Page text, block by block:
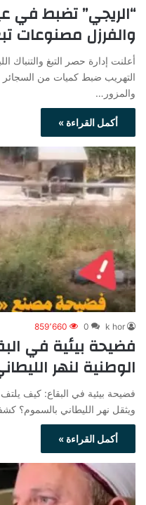
“الريجي” تضبط في
والفرزل مصنوعات
أعلنت إدارة حصر التبغ والتنباك
التهريب ضبط كميات من السجائر
والمزور…
أكمل القراءة »
k hor
0 859٬660
فضيحة بيئية في
الوطنية لنهر
فضيحة بيئية في البقاع: كيف
ويثقل نهر الليطاني بالسموم؟
أكمل القراءة »